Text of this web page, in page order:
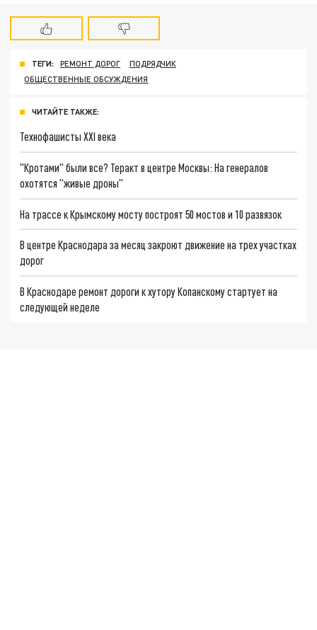
ТЕГИ: РЕМОНТ ДОРОГ
ПОДРЯДЧИК
ОБЩЕСТВЕННЫЕ ОБСУЖДЕНИЯ
ЧИТАЙТЕ ТАКЖЕ:
Технофашисты XXI века
"Кротами" были все? Теракт в центре Москвы: На генералов
охотятся "живые дроны"
На трассе к Крымскому мосту построят 50 мостов и 10 развязок
В центре Краснодара за месяц закроют движение на трех участках
дорог
В Краснодаре ремонт дороги к хутору Копанскому стартует на
следующей неделе